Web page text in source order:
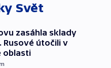
Svět
zasáhla sklady
Rusové útočili v
oblasti